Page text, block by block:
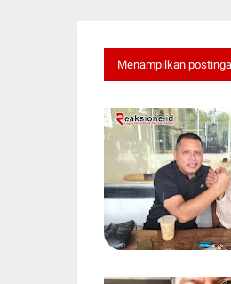
Menampilkan